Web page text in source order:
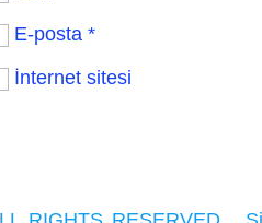
E-posta *
İnternet sitesi